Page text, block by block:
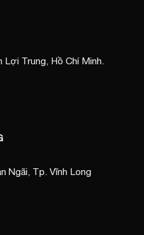
Trung, Hồ Chí Minh.
Ngãi, Tp. Vĩnh Long